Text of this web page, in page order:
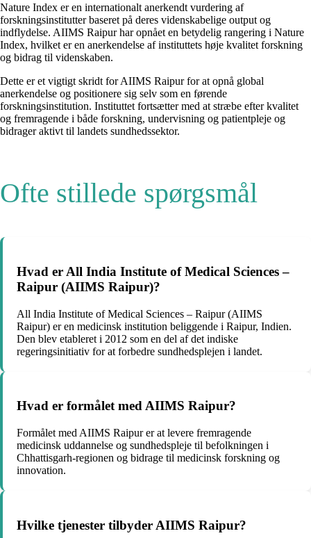
Nature Index er en internationalt anerkendt vurdering af
forskningsinstitutter baseret på deres videnskabelige output og
indflydelse. AIIMS Raipur har opnået en betydelig rangering i Nature
Index, hvilket er en anerkendelse af instituttets høje kvalitet forskning
og bidrag til videnskaben.
Dette er et vigtigt skridt for AIIMS Raipur for at opnå global
anerkendelse og positionere sig selv som en førende
forskningsinstitution. Instituttet fortsætter med at stræbe efter kvalitet
og fremragende i både forskning, undervisning og patientpleje og
bidrager aktivt til landets sundhedssektor.
Ofte stillede spørgsmål
Hvad er All India Institute of Medical Sciences –
Raipur (AIIMS Raipur)?
All India Institute of Medical Sciences – Raipur (AIIMS
Raipur) er en medicinsk institution beliggende i Raipur, Indien.
Den blev etableret i 2012 som en del af det indiske
regeringsinitiativ for at forbedre sundhedsplejen i landet.
Hvad er formålet med AIIMS Raipur?
Formålet med AIIMS Raipur er at levere fremragende
medicinsk uddannelse og sundhedspleje til befolkningen i
Chhattisgarh-regionen og bidrage til medicinsk forskning og
innovation.
Hvilke tjenester tilbyder AIIMS Raipur?